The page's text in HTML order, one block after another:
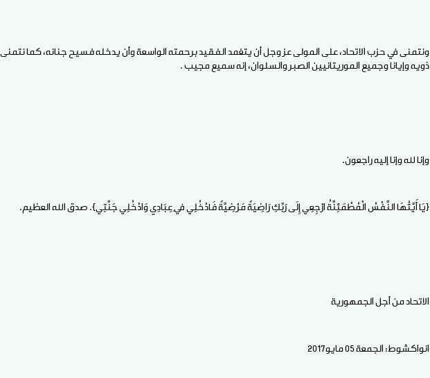
ونتمنى في حزب الاتحاد، على المولى عز وجل أن يتغمد الفقيد برحمته الواسعة وأن يدخله فسيح جنانه، كما
ذويه وإيانا وجميع الموريتانيين الصبر والسلوان، إنه سميع مجيب .
وإنا لله وإنا إليه راجعون.
{يَا أَيَّتُهَا النَّفْسُ الْمُطْمَئِنَّةُ ارْجِعِي إِلَى رَبِّكِ رَاضِيَةً مَرْضِيَّةً فَادْخُلِي فِي عِبَادِي وَادْخُلِي جَنَّتِي}. صدق الله العظيم.
الاتحاد من أجل الجمهورية
انواكشوط: الجمعة 05 مايو2017